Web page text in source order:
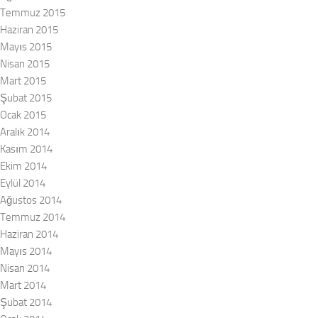
Temmuz 2015
Haziran 2015
Mayıs 2015
Nisan 2015
Mart 2015
Şubat 2015
Ocak 2015
Aralık 2014
Kasım 2014
Ekim 2014
Eylül 2014
Ağustos 2014
Temmuz 2014
Haziran 2014
Mayıs 2014
Nisan 2014
Mart 2014
Şubat 2014